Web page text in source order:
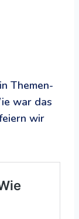
Themen-
war das
wir